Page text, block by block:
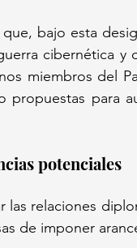
bajo esta
cibernética
miembros del
propuestas para
potenciales
las relaciones
de imponer